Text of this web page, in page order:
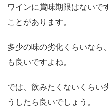
ワインに賞味期限はないで
ことがあります。
多少の味の劣化くらいなら
も良いですよね。
では、飲みたくないくらい
うしたら良いでしょう。